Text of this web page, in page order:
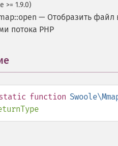
>= 1.9.0)
— Отобразить файл
потока PHP
function